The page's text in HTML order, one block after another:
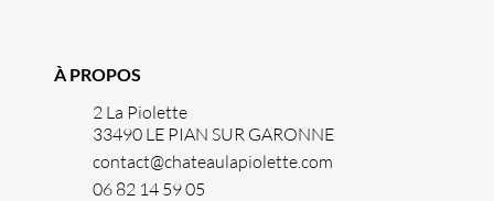
À PROPOS
2 La Piolette
33490 LE PIAN SUR GARONNE
contact@chateaulapiolette.com
06 82 14 59 05